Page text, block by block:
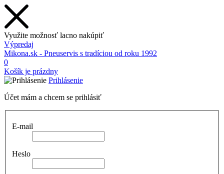
Využite možnosť lacno nakúpiť
Výpredaj
Mikona.sk - Pneuservis s tradíciou od roku 1992
0
Košík je prázdny
Prihlásenie
Účet mám a chcem se prihlásiť
E-mail
Heslo